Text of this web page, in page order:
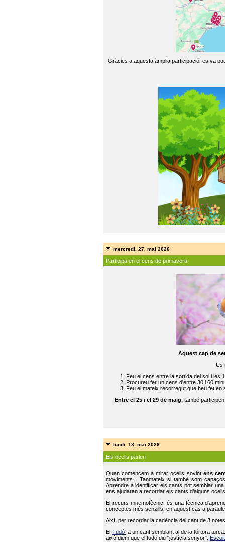
Gràcies a aquesta àmplia participació, es va
mercredi, 27. mai 2026
Participa en el cens de primavera
Aquest cap de
Us
Feu el cens entre la sortida del sol i les
Procureu fer un cens d'entre 30 i 60
Feu el mateix recorregut que heu fet en
Entre el 25 i el 29 de maig, també
lundi, 18. mai 2026
Els ocells parlen
Quan comencem a mirar ocells sovint ens
moviments... Tanmateix si també som
Aprendre a identificar els cants pot semblar
ens ajudaran a recordar els cants d’alguns
El recurs mnemotècnic, és una tècnica
conceptes més senzills, en aquest cas a
Així, per recordar la cadència del cant de 3
ElTudófa un cant semblant al de la tórtora
això diem que el tudó diu "justícia senyor".